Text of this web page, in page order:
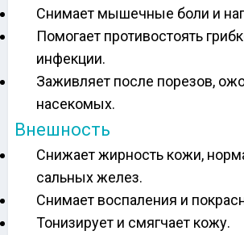
Снимает мышечные боли и
Помогает противостоять
инфекции.
Заживляет после порезов,
насекомых.
Внешность
Снижает жирность кожи,
сальных желез.
Снимает воспаления и
Тонизирует и смягчает кожу.